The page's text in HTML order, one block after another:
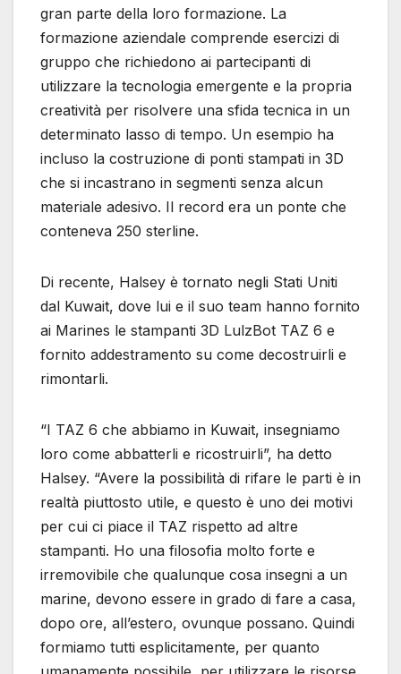
gran parte della loro formazione. La
formazione aziendale comprende esercizi di
gruppo che richiedono ai partecipanti di
utilizzare la tecnologia emergente e la propria
creatività per risolvere una sfida tecnica in un
determinato lasso di tempo. Un esempio ha
incluso la costruzione di ponti stampati in 3D
che si incastrano in segmenti senza alcun
materiale adesivo. Il record era un ponte che
conteneva 250 sterline.
Di recente, Halsey è tornato negli Stati Uniti
dal Kuwait, dove lui e il suo team hanno fornito
ai Marines le stampanti 3D LulzBot TAZ 6 e
fornito addestramento su come decostruirli e
rimontarli.
“I TAZ 6 che abbiamo in Kuwait, insegniamo
loro come abbatterli e ricostruirli”, ha detto
Halsey. “Avere la possibilità di rifare le parti è in
realtà piuttosto utile, e questo è uno dei motivi
per cui ci piace il TAZ rispetto ad altre
stampanti. Ho una filosofia molto forte e
irremovibile che qualunque cosa insegni a un
marine, devono essere in grado di fare a casa,
dopo ore, all’estero, ovunque possano. Quindi
formiamo tutti esplicitamente, per quanto